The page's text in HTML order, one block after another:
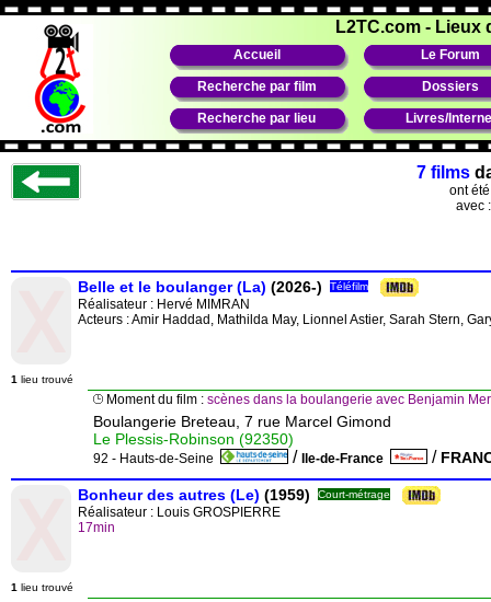
L2TC.com - Lieux
Accueil Le Forum
Recherche par film Dossiers
Recherche par lieu Livres/
7 films
ont
avec
Belle et le boulanger (La) (2026-) Téléfilm
Réalisateur : Hervé MIMRAN
Acteurs : Amir Haddad, Mathilda May, Lionnel Astier, Sarah Stern,
1 lieu trouvé
Moment du film : scènes dans la boulangerie avec Benjamin
Boulangerie Breteau, 7 rue Marcel Gimond
Le Plessis-Robinson (92350)
92 - Hauts-de-Seine / Ile-de-France /
Bonheur des autres (Le) (1959) Court-métrage
Réalisateur : Louis GROSPIERRE
17min
1 lieu trouvé